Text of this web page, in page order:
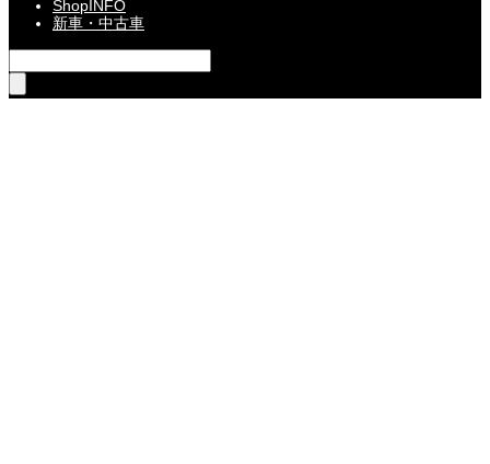
ShopINFO
新車・中古車